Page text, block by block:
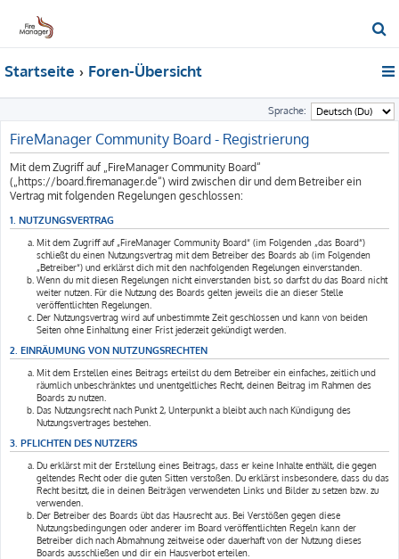
u
c
e
Startseite Foren-Übersicht
Sprache:
FireManager Community Board - Registrierung
Mit dem Zugriff auf „FireManager Community Board“
(„https://board.firemanager.de“) wird zwischen dir und dem Betreiber ein
Vertrag mit folgenden Regelungen geschlossen:
1. NUTZUNGSVERTRAG
Mit dem Zugriff auf „FireManager Community Board“ (im Folgenden „das Board“)
schließt du einen Nutzungsvertrag mit dem Betreiber des Boards ab (im Folgenden
„Betreiber“) und erklärst dich mit den nachfolgenden Regelungen einverstanden.
Wenn du mit diesen Regelungen nicht einverstanden bist, so darfst du das Board nicht
weiter nutzen. Für die Nutzung des Boards gelten jeweils die an dieser Stelle
veröffentlichten Regelungen.
Der Nutzungsvertrag wird auf unbestimmte Zeit geschlossen und kann von beiden
Seiten ohne Einhaltung einer Frist jederzeit gekündigt werden.
2. EINRÄUMUNG VON NUTZUNGSRECHTEN
Mit dem Erstellen eines Beitrags erteilst du dem Betreiber ein einfaches, zeitlich und
räumlich unbeschränktes und unentgeltliches Recht, deinen Beitrag im Rahmen des
Boards zu nutzen.
Das Nutzungsrecht nach Punkt 2, Unterpunkt a bleibt auch nach Kündigung des
Nutzungsvertrages bestehen.
3. PFLICHTEN DES NUTZERS
Du erklärst mit der Erstellung eines Beitrags, dass er keine Inhalte enthält, die gegen
geltendes Recht oder die guten Sitten verstoßen. Du erklärst insbesondere, dass du das
Recht besitzt, die in deinen Beiträgen verwendeten Links und Bilder zu setzen bzw. zu
verwenden.
Der Betreiber des Boards übt das Hausrecht aus. Bei Verstößen gegen diese
Nutzungsbedingungen oder anderer im Board veröffentlichten Regeln kann der
Betreiber dich nach Abmahnung zeitweise oder dauerhaft von der Nutzung dieses
Boards ausschließen und dir ein Hausverbot erteilen.